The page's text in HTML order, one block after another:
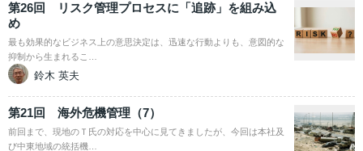
第26回 リスク管理プロセスに「追跡」を組み込
め
最も効果的なビジネス上の意思決定は、迅速な行動よりも、意図的な
抑制から生まれるこ…
鈴木 英夫
第21回 海外危機管理（7）
前回まで、現地のＴ氏の対応を中心に見てきましたが、今回は本社及
び中東地域の統括機…